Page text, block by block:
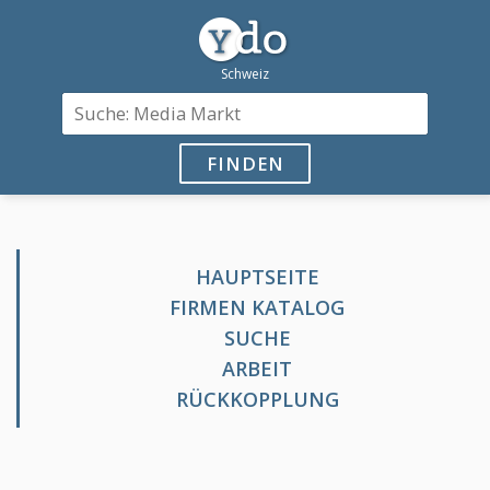
FINDEN
HAUPTSEITE
FIRMEN KATALOG
SUCHE
ARBEIT
RÜCKKOPPLUNG